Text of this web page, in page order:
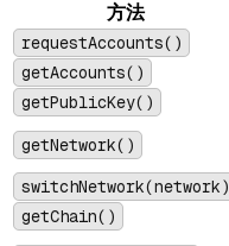
方法
requestAccounts()
getAccounts()
getPublicKey()
getNetwork()
switchNetwork(network)
getChain()